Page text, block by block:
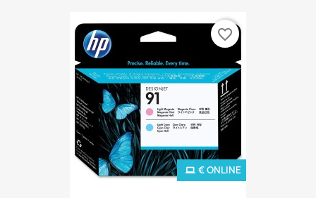
€ ONLINE
favorite_border